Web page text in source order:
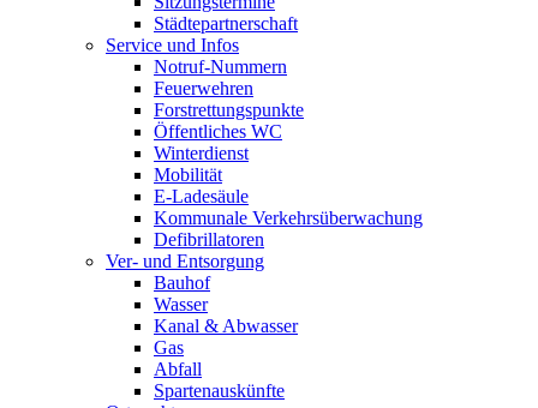
Städtepartnerschaft
Service und Infos
Notruf-Nummern
Feuerwehren
Forstrettungspunkte
Öffentliches WC
Winterdienst
Mobilität
E-Ladesäule
Kommunale Verkehrsüberwachung
Defibrillatoren
Ver- und Entsorgung
Bauhof
Wasser
Kanal & Abwasser
Gas
Abfall
Spartenauskünfte